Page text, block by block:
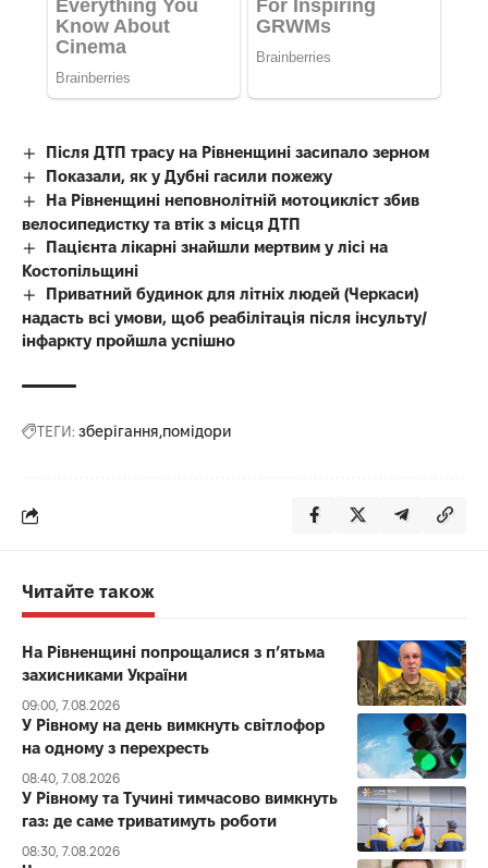
Після ДТП трасу на Рівненщині засипало зерном
Показали, як у Дубні гасили пожежу
На Рівненщині неповнолітній мотоцикліст збив
велосипедистку та втік з місця ДТП
Пацієнта лікарні знайшли мертвим у лісі на
Костопільщині
Приватний будинок для літніх людей (Черкаси)
надасть всі умови, щоб реабілітація після інсульту/
інфаркту пройшла успішно
ТЕГИ: зберігання помідори
Читайте також
На Рівненщині попрощалися з п’ятьма
захисниками України
09:00, 7.08.2026
У Рівному на день вимкнуть світлофор
на одному з перехресть
08:40, 7.08.2026
У Рівному та Тучині тимчасово вимкнуть
газ: де саме триватимуть роботи
08:30, 7.08.2026